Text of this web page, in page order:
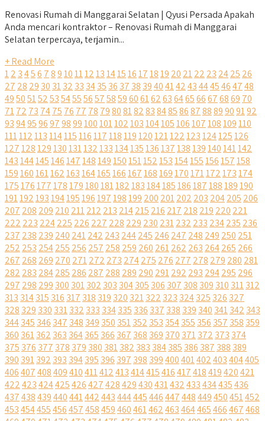
Renovasi Rumah di Manggarai Selatan | Qyusi Persada Apakah
Anda mencari kontraktor – Renovasi Rumah di Manggarai
Selatan terpercaya, terjamin...
+ Read More
12 3456 78910111213141516171819 20 2122 23 2425 26
27 28 29 30 3132 33 3435 36 37 38 39404142434445464748
495051525354555657585960616263646566676869 70
7172 73 7475 76 77 78 7980818283848586878889909192
93949596979899100101102103104105106107108109110
111112113114115116117118119120121122123124125126
127128129130131132133134135136137138139140141142
143144145146147148149150151152153154155156157158
159160161162163164165166167168169170171172173174
175176177178179180181182183184185186187188189190
191192193194195196197198199 200 201202 203 204205 206
207 208 209 210 211212 213 214215 216 217 218 219 220 221
222 223 224225 226 227 228 229 230 231232 233 234235 236
237 238 239 240 241242 243 244245 246 247 248 249 250 251
252 253 254255 256 257 258 259 260 261262 263 264265 266
267 268 269 270 271272 273 274275 276 277 278 279 280 281
282 283 284285 286 287 288 289 290 291292 293 294295 296
297 298 299 300 301302 303 304305 306 307 308 309 310 311312
313 314315 316 317 318 319 320 321322 323 324325 326 327
328 329 330 331332 333 334335 336 337 338 339 340 341342 343
344345 346 347 348 349 350 351352 353 354355 356 357 358 359
360 361362 363 364365 366 367 368 369 370 371372 373 374
375 376 377 378 379 380 381382 383 384385 386 387 388 389
390 391392 393 394395 396 397 398 399400401402403404405
406407408409410411412413414415416417418419420421
422423424425426427428429430431432433434435436
437438439440441442443444445446447448449450451452
453454455456457458459460461462463464465466467468